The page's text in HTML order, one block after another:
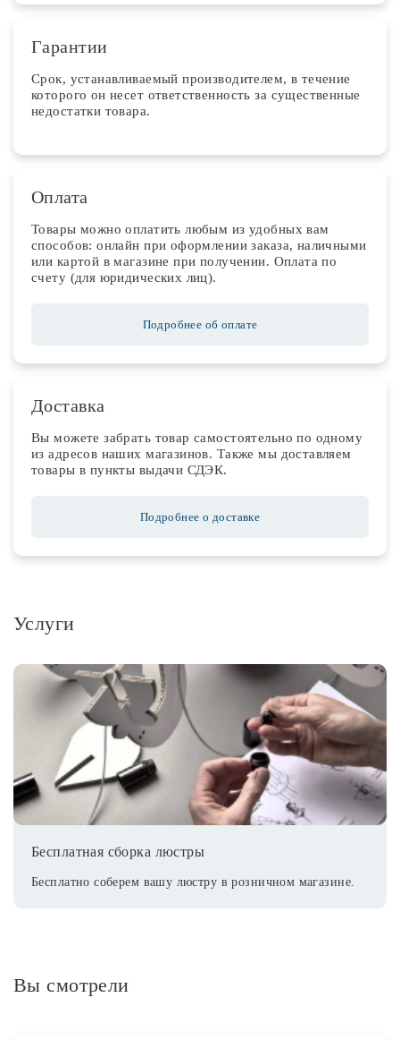
Гарантии
Срок, устанавливаемый производителем, в течение
которого он несет ответственность за существенные
недостатки товара.
Оплата
Товары можно оплатить любым из удобных вам
способов: онлайн при оформлении заказа, наличными
или картой в магазине при получении. Оплата по
счету (для юридических лиц).
Подробнее об оплате
Доставка
Вы можете забрать товар самостоятельно по одному
из адресов наших магазинов. Также мы доставляем
товары в пункты выдачи СДЭК.
Подробнее о доставке
Услуги
Бесплатная сборка люстры
Бесплатно соберем вашу люстру в розничном магазине.
Вы смотрели